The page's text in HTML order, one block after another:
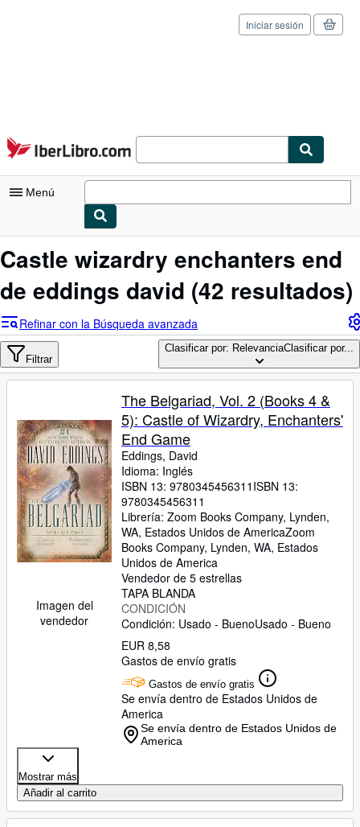
Pasar al contenido principal
IberLibro.com
Iniciar sesión
Menú
Mi cuenta
Búsqueda avanzada
Colecciones
Arte y coleccionismo
Vendedores
Comenzar a vender
Ayuda
CERRAR
Castle wizardry enchanters end
de eddings david (42 resultados)
Refinar con la Búsqueda avanzada
Filtrar
Clasificar por: RelevanciaClasificar por...
Imagen del
vendedor
The Belgariad, Vol. 2 (Books 4 &
5): Castle of Wizardry, Enchanters'
End Game
Eddings, David
Idioma: Inglés
ISBN 13: 9780345456311 ISBN 13:
9780345456311
Librería: Zoom Books Company, Lynden,
WA, Estados Unidos de AmericaZoom
Books Company, Lynden, WA, Estados
Unidos de America
Vendedor de 5 estrellas
TAPA BLANDA
CONDICIÓN
Condición: Usado - BuenoUsado - Bueno
EUR 8,58
Gastos de envío gratis
Gastos de envío gratis
Se envía dentro de Estados Unidos de
America
Se envía dentro de Estados Unidos de
America
Mostrar más
Añadir al carrito